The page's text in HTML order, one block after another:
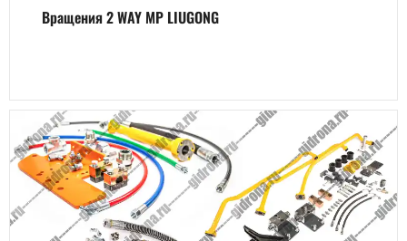
Вращения 2 WAY MP LIUGONG